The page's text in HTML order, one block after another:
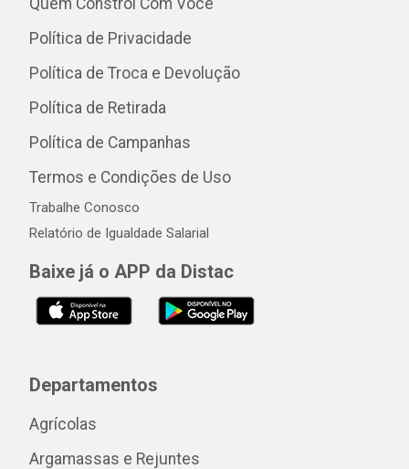
Quem Constrói Com Você
Política de Privacidade
Política de Troca e Devolução
Política de Retirada
Política de Campanhas
Termos e Condições de Uso
Trabalhe Conosco
Relatório de Igualdade Salarial
Baixe já o APP da Distac
Departamentos
Agrícolas
Argamassas e Rejuntes